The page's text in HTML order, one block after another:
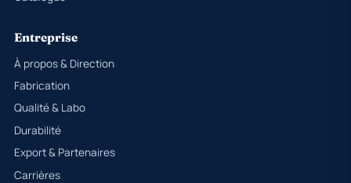
Entreprise
À propos & Direction
Fabrication
Qualité & Labo
Durabilité
Export & Partenaires
Carrières